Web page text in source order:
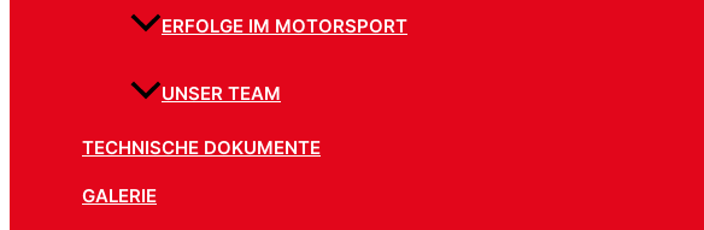
ERFOLGE IM MOTORSPORT
UNSER TEAM
TECHNISCHE DOKUMENTE
GALERIE